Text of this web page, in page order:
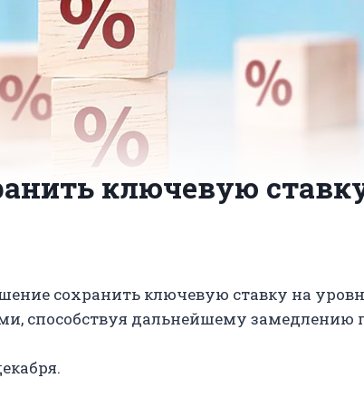
ключевую
сохранить ключевую ставку на
способствуя дальнейшему замедлению